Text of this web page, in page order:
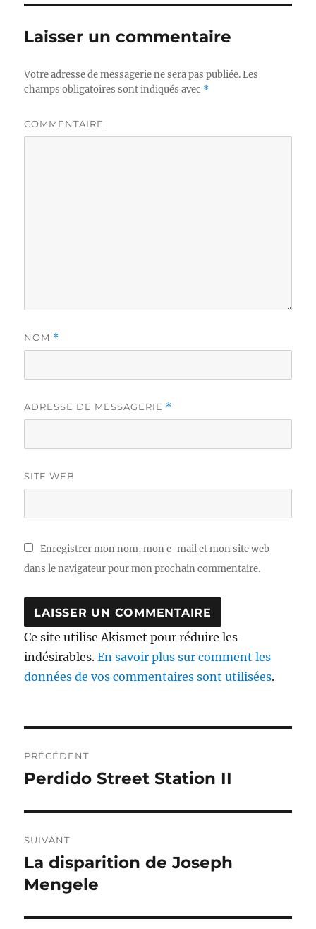
Laisser un commentaire
Votre adresse de messagerie ne sera pas publiée.Les
champs obligatoires sont indiqués avec *
COMMENTAIRE
NOM *
ADRESSE DE MESSAGERIE *
SITE WEB
Enregistrer mon nom, mon e-mail et mon site web
dans le navigateur pour mon prochain commentaire.
Ce site utilise Akismet pour réduire les
indésirables.En savoir plus sur comment les
données de vos commentaires sont utilisées.
de
PRÉCÉDENT
Publication
Perdido Street Station II
SUIVANT
Publication
suivante :
La disparition de Joseph
Mengele